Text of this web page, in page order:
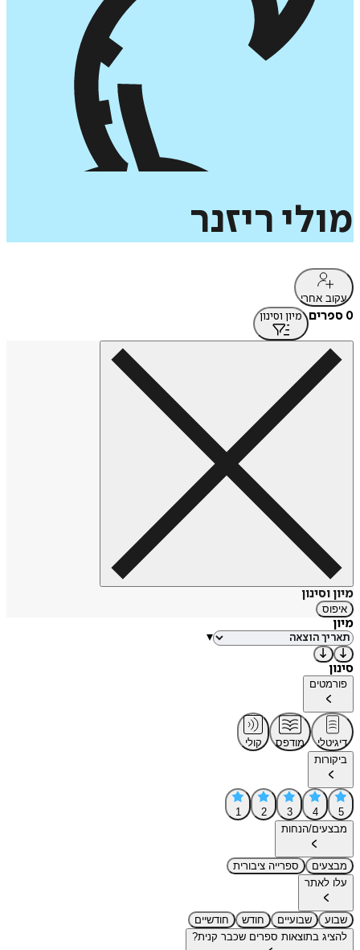
מולי ריזנר
עקוב אחרי
0 ספרים מיון וסינון
מיון וסינון
איפוס
מיון
▾
סינון
פורמטים
דיגיטלי מודפס
קולי
ביקורות
5
4
3
2
1
מבצעים/הנחות
מבצעים
ספרייה ציבורית
עלו לאתר
שבוע שבועיים חודש
חודשיים
להציג בתוצאות ספרים שכבר קנית?